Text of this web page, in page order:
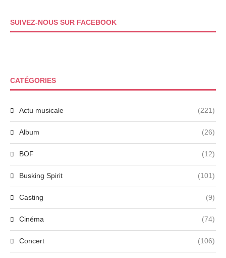
SUIVEZ-NOUS SUR FACEBOOK
CATÉGORIES
Actu musicale (221)
Album (26)
BOF (12)
Busking Spirit (101)
Casting (9)
Cinéma (74)
Concert (106)